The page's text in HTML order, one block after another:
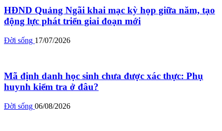
HĐND Quảng Ngãi khai mạc kỳ họp giữa năm, tạo
động lực phát triển giai đoạn mới
Đời sống 17/07/2026
Mã định danh học sinh chưa được xác thực: Phụ
huynh kiểm tra ở đâu?
Đời sống 06/08/2026